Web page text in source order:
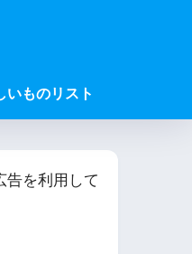
いものリスト
告を利用して